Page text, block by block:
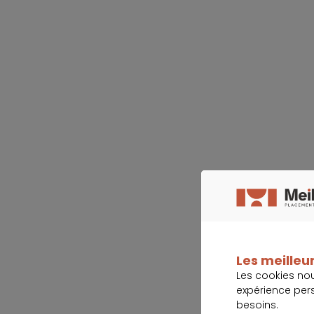
Les
Les cookies
expérience
besoins.